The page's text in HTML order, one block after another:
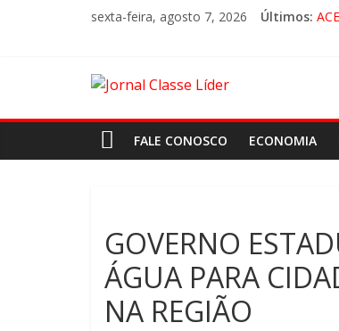
sexta-feira, agosto 7, 2026 Últimos:
FALE CONOSCO ECONOMIA
GOVERNO
ÁGUA PARA
NA REGIÃO